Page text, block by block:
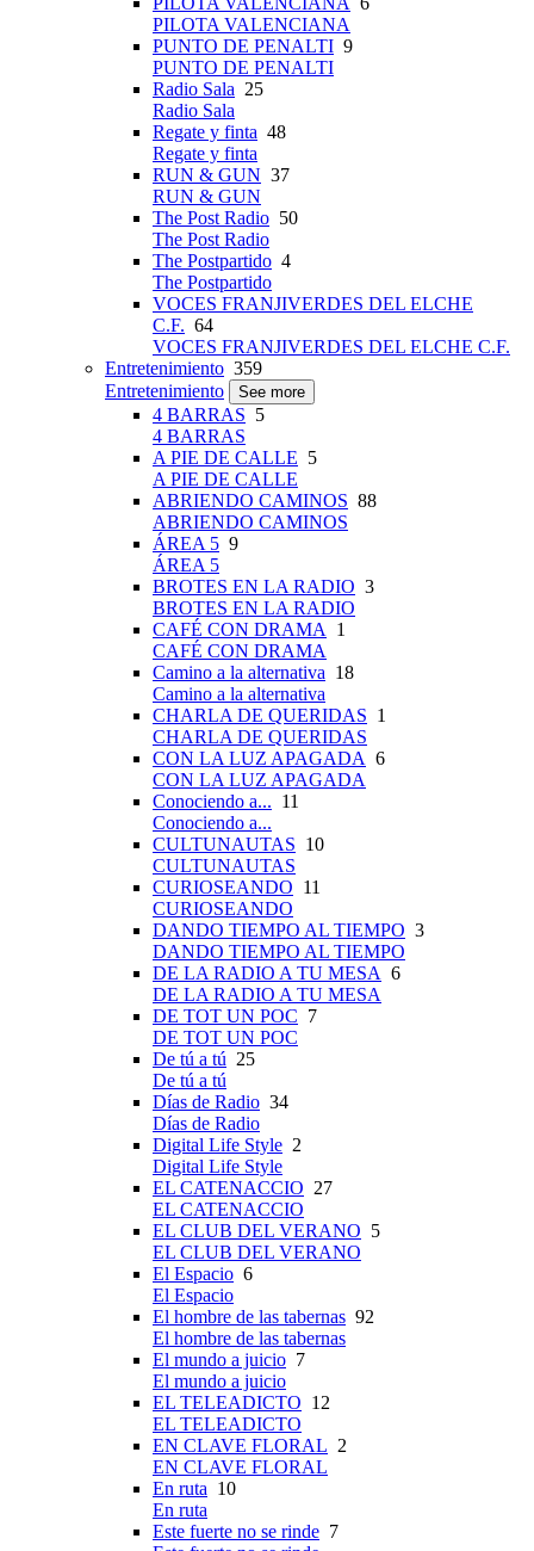
PILOTA VALENCIANA
PUNTO DE PENALTI 9
PUNTO DE PENALTI
Radio Sala 25
Radio Sala
Regate y finta 48
Regate y finta
RUN & GUN 37
RUN & GUN
The Post Radio 50
The Post Radio
The Postpartido 4
The Postpartido
VOCES FRANJIVERDES DEL ELCHE
C.F. 64
VOCES FRANJIVERDES DEL ELCHE C.F.
Entretenimiento 359
Entretenimiento
See more
4 BARRAS 5
4 BARRAS
A PIE DE CALLE 5
A PIE DE CALLE
ABRIENDO CAMINOS 88
ABRIENDO CAMINOS
ÁREA 5 9
ÁREA 5
BROTES EN LA RADIO 3
BROTES EN LA RADIO
CAFÉ CON DRAMA
1
CAFÉ CON DRAMA
Camino a la alternativa 18
Camino a la alternativa
CHARLA DE QUERIDAS 1
CHARLA DE QUERIDAS
CON LA LUZ APAGADA 6
CON LA LUZ APAGADA
Conociendo a... 11
Conociendo a...
CULTUNAUTAS 10
CULTUNAUTAS
CURIOSEANDO 11
CURIOSEANDO
DANDO TIEMPO AL TIEMPO 3
DANDO TIEMPO AL TIEMPO
DE LA RADIO A TU MESA 6
DE LA RADIO A TU MESA
DE TOT UN POC 7
DE TOT UN POC
De tú a tú 25
De tú a tú
Días de Radio 34
Días de Radio
Digital Life Style 2
Digital Life Style
EL CATENACCIO 27
EL CATENACCIO
EL CLUB DEL VERANO 5
EL CLUB DEL VERANO
El Espacio 6
El Espacio
El hombre de las tabernas 92
El hombre de las tabernas
El mundo a juicio 7
El mundo a juicio
EL TELEADICTO 12
EL TELEADICTO
EN CLAVE FLORAL 2
EN CLAVE FLORAL
En ruta 10
En ruta
Este fuerte no se rinde 7